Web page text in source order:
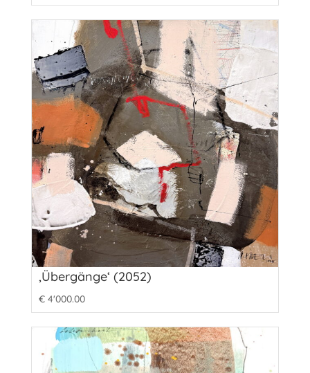
‚Übergänge‘ (2052)
€4'000.00